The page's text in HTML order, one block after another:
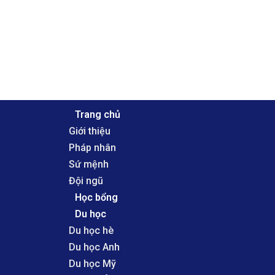
Trang chủ
Giới thiệu
Pháp nhân
Sứ mệnh
Đội ngũ
Học bổng
Du học
Du học hè
Du học Anh
Du học Mỹ